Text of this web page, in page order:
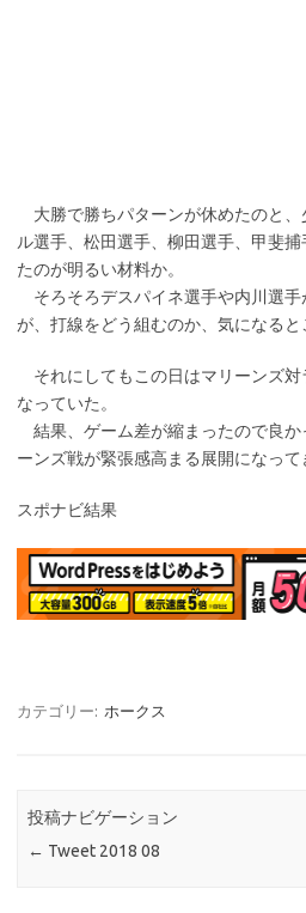
大勝で勝ちパターンが休めたのと、
ル選手、松田選手、柳田選手、甲斐
たのが明るい材料か。
そろそろデスパイネ選手や内川選手
が、打線をどう組むのか、気になると
それにしてもこの日はマリーンズ対
なっていた。
結果、ゲーム差が縮まったので良か
ーンズ戦が緊張感高まる展開になって
スポナビ結果
カテゴリー: ホークス
投稿ナビゲーション
← Tweet 2018 08